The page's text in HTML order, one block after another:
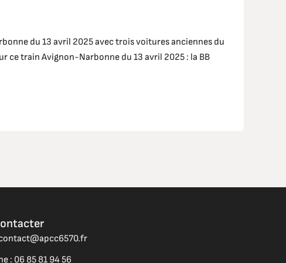
du 13 avril 2025 avec trois voitures anciennes du
ce train Avignon-Narbonne du 13 avril 2025 : la BB
: 06 85 81 94 56